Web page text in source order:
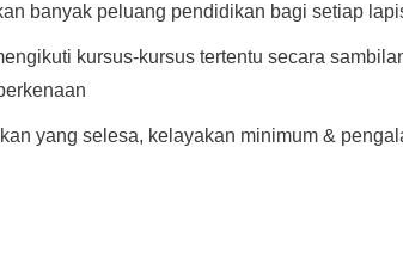
banyak peluang pendidikan bagi setiap
kursus-kursus tertentu secara
yang selesa, kelayakan minimum &